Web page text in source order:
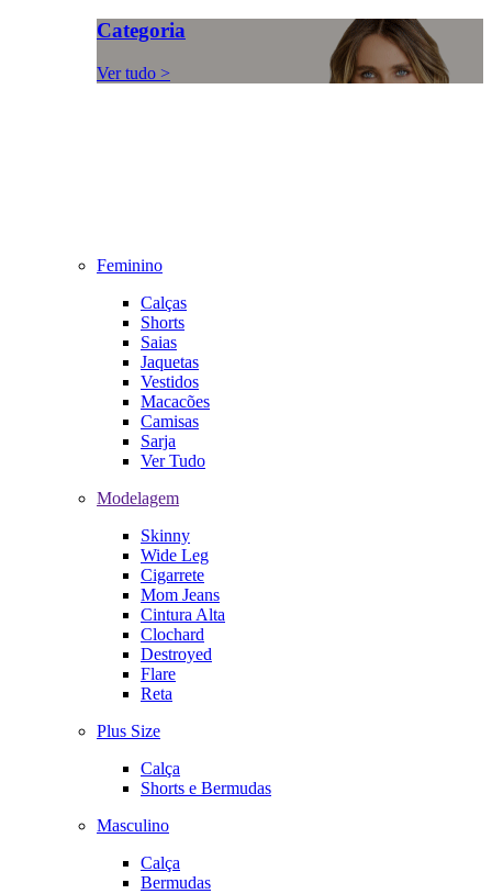
Categoria
Ver tudo >
Feminino
Calças
Shorts
Saias
Jaquetas
Vestidos
Macacões
Camisas
Sarja
Ver Tudo
Modelagem
Skinny
Wide Leg
Cigarrete
Mom Jeans
Cintura Alta
Clochard
Destroyed
Flare
Reta
Plus Size
Calça
Shorts e Bermudas
Masculino
Calça
Bermudas